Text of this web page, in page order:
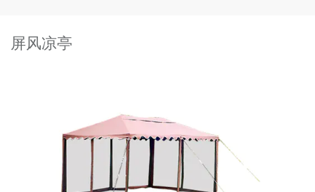
屏风凉亭